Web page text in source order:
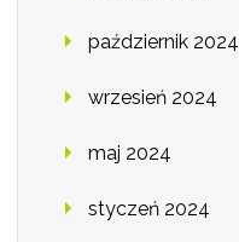
październik 2024
wrzesień 2024
maj 2024
styczeń 2024